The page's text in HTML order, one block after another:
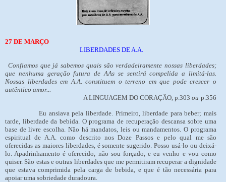
27 DE MARÇO
LIBERDADES DE A.A.
Confiamos que já sabemos quais são verdadeiramente nossas liberdades;
que nenhuma geração futura de AAs se sentirá compelida a limitá-las.
Nossas liberdades em A.A. constituem o terreno em que pode crescer o
autêntico amor...
A LINGUAGEM DO CORAÇÃO, p.303 ou p.356
Eu ansiava pela liberdade. Primeiro, liberdade para beber; mais
tarde, liberdade da bebida. O programa de recuperação descansa sobre uma
base de livre escolha. Não há mandatos, leis ou mandamentos. O programa
espiritual de A.A. como descrito nos Doze Passos e pelo qual me são
oferecidas as maiores liberdades, é somente sugerido. Posso usá-lo ou deixá-
lo. Apadrinhamento é oferecido, não sou forçado, e eu venho e vou como
quiser. São estas e outras liberdades que me permitiram recuperar a dignidade
que estava comprimida pela carga de bebida, e que é tão necessária para
apoiar uma sobriedade duradoura.